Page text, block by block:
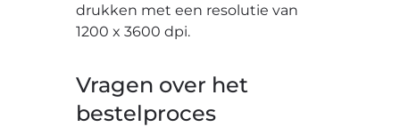
drukken met een resolutie van
1200 x 3600 dpi.
Vragen over het
bestelproces